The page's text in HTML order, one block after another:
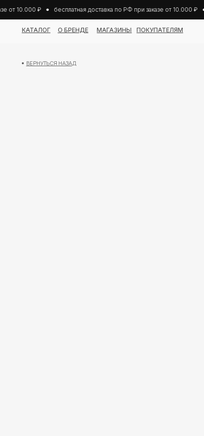
от 10.000 ₽ бесплатная доставка по РФ при заказе от 10.000 ₽
КАТАЛОГ О БРЕНДЕ МАГАЗИНЫ ПОКУПАТЕЛЯМ